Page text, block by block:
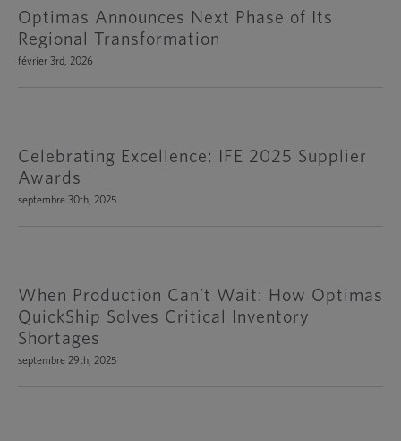
Optimas Announces Next Phase of Its
Regional Transformation
février 3rd, 2026
Celebrating Excellence: IFE 2025 Supplier
Awards
septembre 30th, 2025
When Production Can’t Wait: How Optimas
QuickShip Solves Critical Inventory
Shortages
septembre 29th, 2025